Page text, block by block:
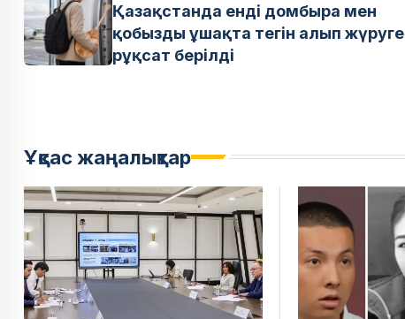
Қазақстанда енді домбыра мен
қобызды ұшақта тегін алып жүруге
рұқсат берілді
Ұқсас жаңалықтар